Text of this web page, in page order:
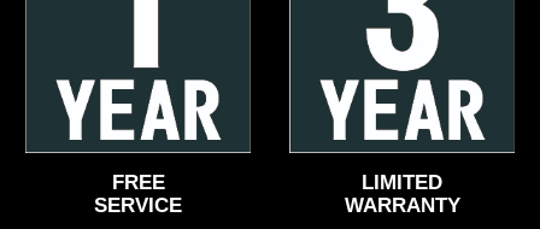
FREE
SERVICE
LIMITED
WARRANTY